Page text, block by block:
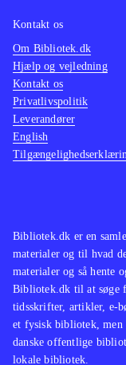
Bibliotek.dk er en
materialer og til hvad
materialer og så hente
Bibliotek.dk til at søge
tidsskrifter, artikler, e-
et fysisk bibliotek, men
danske offentlige
lokale bibliotek.
Kontakt os
Om Bibliotek.dk
Hjælp og vejledning
Kontakt os
Privatlivspolitik
Leverandører
English